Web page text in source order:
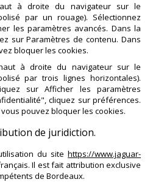
à droite du navigateur sur le
par un rouage). Sélectionnez
les paramètres avancés. Dans la
sur Paramètres de contenu. Dans
bloquer les cookies.
à droite du navigateur sur le
par trois lignes horizontales).
sur Afficher les paramètres
cliquez sur préférences.
pouvez bloquer les cookies.
de juridiction.
du site https://www.jaguar-
Il est fait attribution exclusive
de Bordeaux.